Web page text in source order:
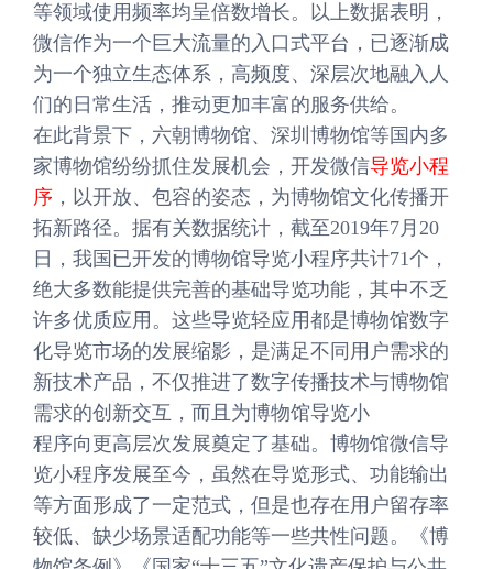
等领域使用频率均呈倍数增长。以上数据表明，
微信作为一个巨大流量的入口式平台，已逐渐成
为一个独立生态体系，高频度、深层次地融入人
们的日常生活，推动更加丰富的服务供给。
在此背景下，六朝博物馆、深圳博物馆等国内多
家博物馆纷纷抓住发展机会，开发微信导览小程
序 ，以开放、包容的姿态，为博物馆文化传播开
拓新路径。据有关数据统计，截至2019年7月20
日，我国已开发的博物馆导览小程序共计71个，
绝大多数能提供完善的基础导览功能，其中不乏
许多优质应用。这些导览轻应用都是博物馆数字
化导览市场的发展缩影，是满足不同用户需求的
新技术产品，不仅推进了数字传播技术与博物馆
需求的创新交互，而且为博物馆导览小
程序向更高层次发展奠定了基础。博物馆微信导
览小程序发展至今，虽然在导览形式、功能输出
等方面形成了一定范式，但是也存在用户留存率
较低、缺少场景适配功能等一些共性问题。《博